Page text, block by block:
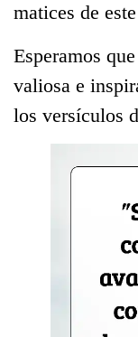
matices de
Esperamos
valiosa e
los versículos